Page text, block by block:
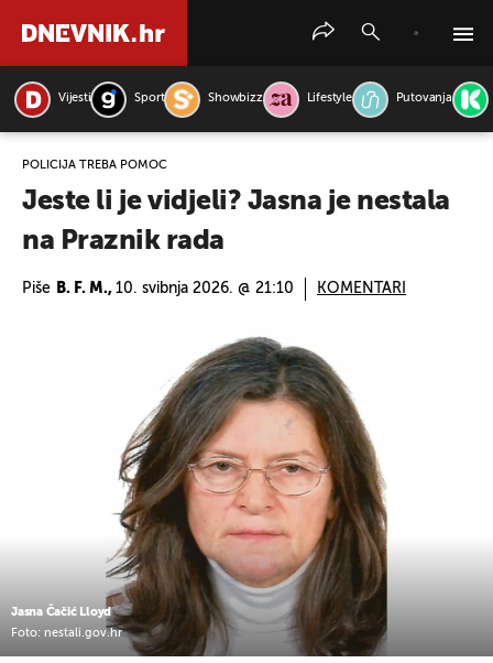
Vijesti Sport Showbizz Lifestyle Putovanja
POLICIJA TREBA POMOĆ
Jeste li je vidjeli? Jasna je nestala
na Praznik rada
Piše B. F. M., 10. svibnja 2026. @ 21:10 KOMENTARI
Jasna Čačić Lloyd
Foto: nestali.gov.hr
PRETRAŽITE VIJESTI